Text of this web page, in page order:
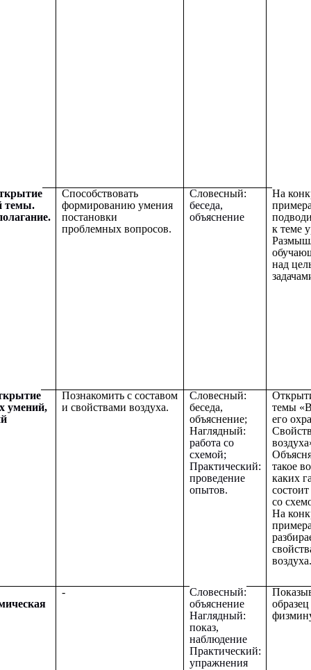
темы.
Способствовать
формированию умения
постановки
проблемных вопросов.
Словесный:
беседа,
объяснение
На
к теме
над
умений,
Познакомить с составом
и свойствами воздуха.
Словесный:
беседа,
объяснение;
Наглядный:
работа со
схемой;
Практический:
проведение
опытов.
темы
его
такое
каких
со
На
воздуха.
-
Словесный:
объяснение
Наглядный:
показ,
наблюдение
Практический:
упражнения
образец